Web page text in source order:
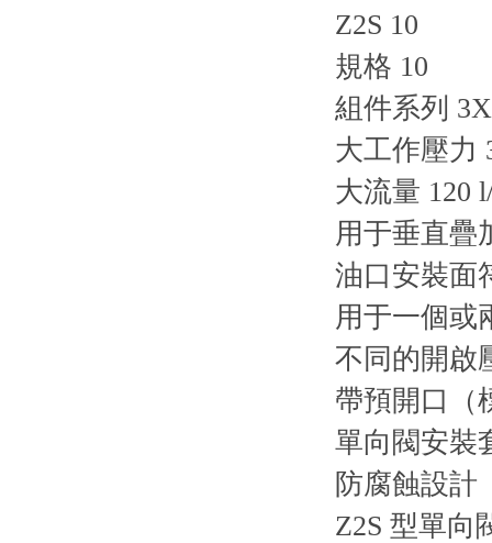
Z2S 10
規格 10
組件系列 3X
大工作壓力
大流量 120
用于垂直疊
油口安裝面
用于一個或
不同的開啟
帶預開口（
單向閥安裝
防腐蝕設計
Z2S 型單向